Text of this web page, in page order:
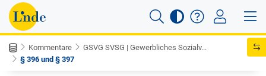
Kommentare
GSVG SVSG | Gewerbliches Sozialv...
§ 396 und § 397